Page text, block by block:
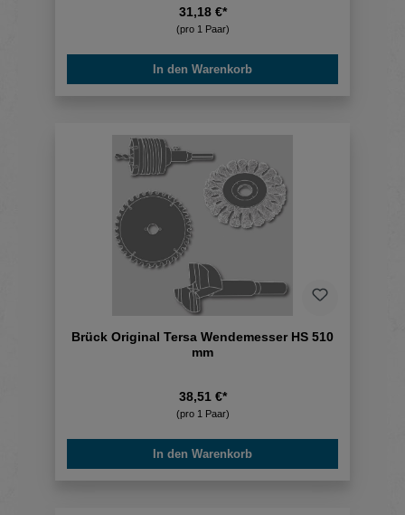
31,18 €*
(pro 1 Paar)
In den Warenkorb
Brück Original Tersa Wendemesser HS 510
mm
38,51 €*
(pro 1 Paar)
In den Warenkorb